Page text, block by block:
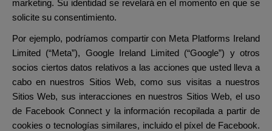
marketing. Su identidad se revelará en el momento en que se
solicite su consentimiento.
Por ejemplo, podríamos compartir con Meta Platforms Ireland
Limited (“Meta”), Google Ireland Limited (“Google”) y otros
socios ciertos datos relativos a las acciones que usted lleva a
cabo en nuestros Sitios Web, como sus visitas a nuestros
Sitios Web, sus interacciones en nuestros Sitios Web, el uso
de Facebook Connect y la información recopilada a partir de
cookies o tecnologías similares, incluido el píxel de Facebook.